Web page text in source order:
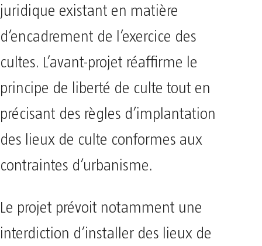
juridique existant en matière
d’encadrement de l’exercice des
cultes. L’avant-projet réaffirme le
principe de liberté de culte tout en
précisant des règles d’implantation
des lieux de culte conformes aux
contraintes d’urbanisme.
Le projet prévoit notamment une
interdiction d’installer des lieux de